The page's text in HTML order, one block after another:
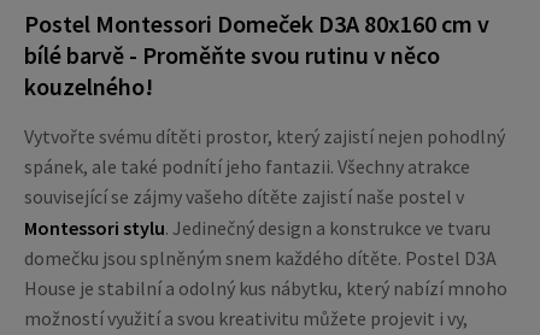
Postel Montessori Domeček D3A 80x160 cm v
bílé barvě - Proměňte svou rutinu v něco
kouzelného!
Vytvořte svému dítěti prostor, který zajistí nejen pohodlný
spánek, ale také podnítí jeho fantazii. Všechny atrakce
související se zájmy vašeho dítěte zajistí naše postel v
Montessori stylu. Jedinečný design a konstrukce ve tvaru
domečku jsou splněným snem každého dítěte. Postel D3A
House je stabilní a odolný kus nábytku, který nabízí mnoho
možností využití a svou kreativitu můžete projevit i vy,